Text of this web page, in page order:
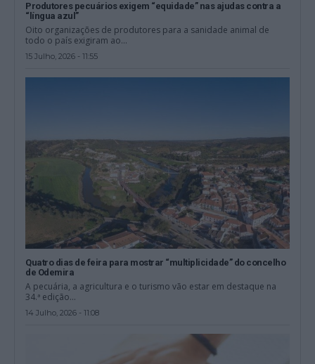
Produtores pecuários exigem “equidade” nas ajudas contra a
“língua azul”
Oito organizações de produtores para a sanidade animal de
todo o país exigiram ao...
15 Julho, 2026 - 11:55
Quatro dias de feira para mostrar “multiplicidade” do concelho
de Odemira
A pecuária, a agricultura e o turismo vão estar em destaque na
34.ª edição...
14 Julho, 2026 - 11:08